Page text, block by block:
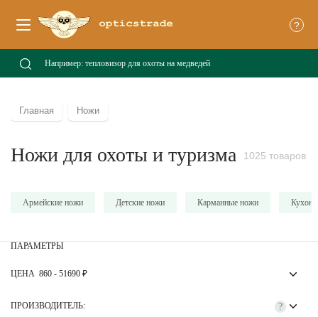
?
Главная Ножи
Ножи для охоты и туризма 1025 товаров
Армейские ножи Детские ножи Карманные ножи
ПАРАМЕТРЫ
ЦЕНА 860 - 51690 ₽
?
ПРОИЗВОДИТЕЛЬ: